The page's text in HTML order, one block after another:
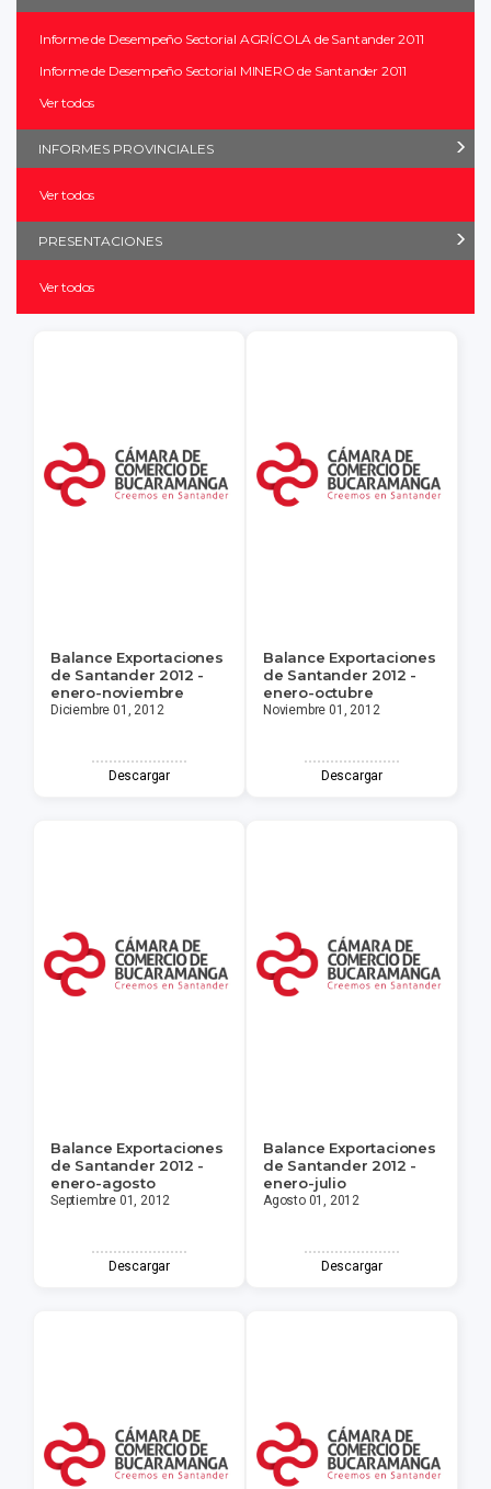
Informe de Desempeño Sectorial AGRÍCOLA de Santander 2011
Informe de Desempeño Sectorial MINERO de Santander 2011
Ver todos
INFORMES PROVINCIALES
Ver todos
PRESENTACIONES
Ver todos
Balance Exportaciones
de Santander 2012 -
enero-noviembre
Diciembre 01, 2012
Descargar
Balance Exportaciones
de Santander 2012 -
enero-octubre
Noviembre 01, 2012
Descargar
Balance Exportaciones
de Santander 2012 -
enero-agosto
Septiembre 01, 2012
Descargar
Balance Exportaciones
de Santander 2012 -
enero-julio
Agosto 01, 2012
Descargar